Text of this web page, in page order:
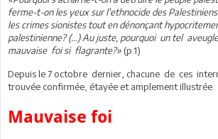
ferme-t-on les yeux sur l'ethnocide des
les crimes sionistes tout en dénonçant
palestinienne? (…) Au juste, pourquoi un tel
mauvaise foi si flagrante?» (p.1)
Depuis le 7 octobre dernier, chacune de ces
trouvée confirmée, étayée et amplement illustrée.
Mauvaise foi